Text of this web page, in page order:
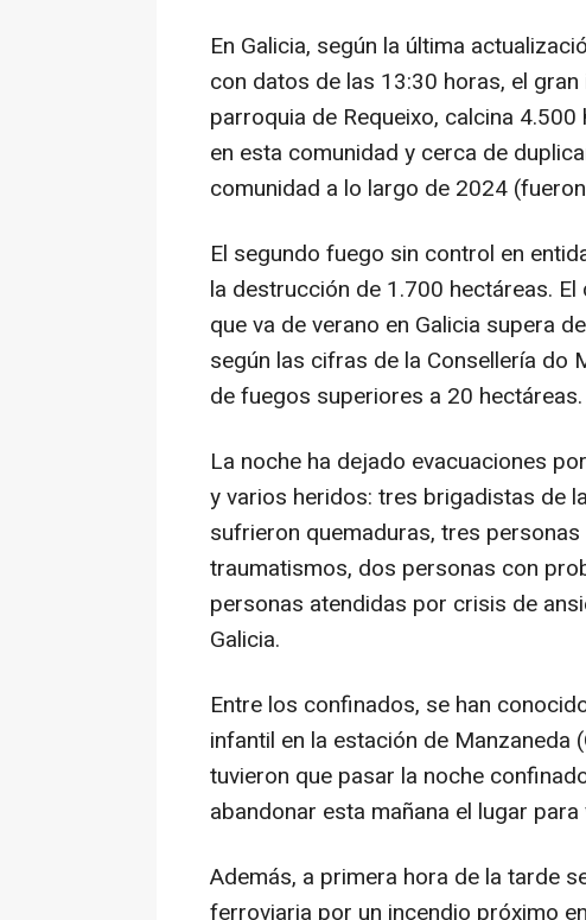
En Galicia, según la última
con datos de las 13:30 horas, el
parroquia de Requeixo, calcina
en esta comunidad y cerca de
comunidad a lo largo de 2024
El segundo fuego sin control en
la destrucción de 1.700 hectáreas.
que va de verano en Galicia supera
según las cifras de la Consellería do
de fuegos superiores a 20 hectáreas.
La noche ha dejado evacuaciones
y varios heridos: tres brigadistas de
sufrieron quemaduras, tres
traumatismos, dos personas con
personas atendidas por crisis de
Galicia.
Entre los confinados, se han
infantil en la estación de Manzaneda
tuvieron que pasar la noche
abandonar esta mañana el lugar
Además, a primera hora de la tarde
ferroviaria por un incendio próximo